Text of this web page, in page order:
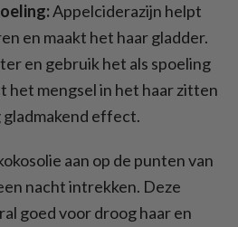
Appelciderazijn helpt
en maakt het haar gladder.
en gebruik het als spoeling
het mengsel in het haar zitten
effect.
aan op de punten van
nacht intrekken. Deze
goed voor droog haar en